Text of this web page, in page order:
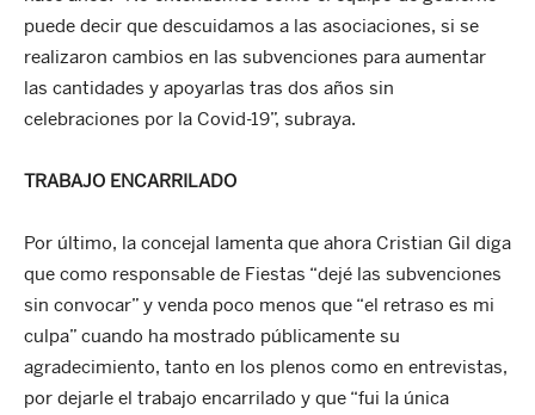
puede decir que descuidamos a las asociaciones, si se
realizaron cambios en las subvenciones para aumentar
las cantidades y apoyarlas tras dos años sin
celebraciones por la Covid-19”, subraya.
TRABAJO ENCARRILADO
Por último, la concejal lamenta que ahora Cristian Gil diga
que como responsable de Fiestas “dejé las subvenciones
sin convocar” y venda poco menos que “el retraso es mi
culpa” cuando ha mostrado públicamente su
agradecimiento, tanto en los plenos como en entrevistas,
por dejarle el trabajo encarrilado y que “fui la única